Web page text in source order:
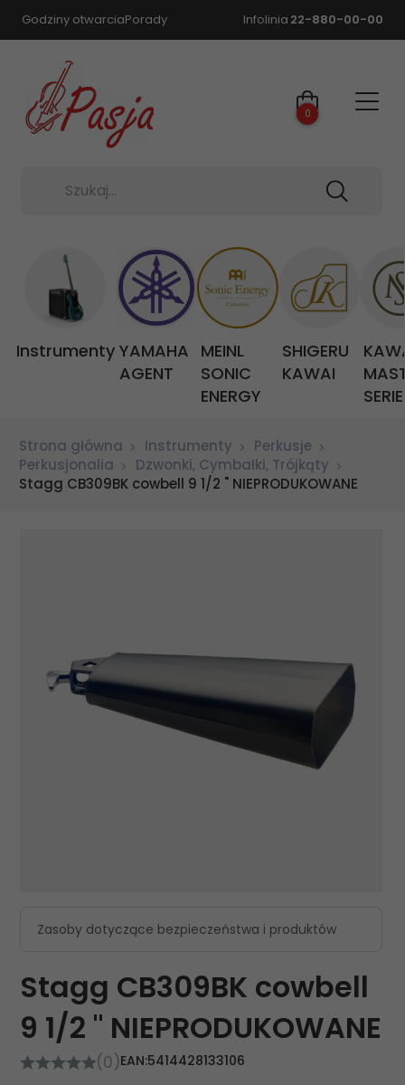
Godziny otwarciaPorady Infolinia 22-880-00-00
Szukaj...
0
Instrumenty YAMAHA
AGENT
MEINL
SONIC
ENERGY
SHIGERU
KAWAI
Strona główna Instrumenty
Perkusje
Perkusjonalia
Dzwonki, Cymbałki, Trójkąty
Stagg CB309BK cowbell 9 1/2 " NIEPRODUKOWANE
Zasoby dotyczące bezpieczeństwa i produktów
Stagg CB309BK cowbell
9 1/2 " NIEPRODUKOWANE
(0)EAN:5414428133106